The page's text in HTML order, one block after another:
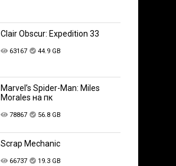
Clair Obscur: Expedition 33
63167 44.9 GB
Marvel’s Spider-Man: Miles
Morales на пк
78867 56.8 GB
Scrap Mechanic
66737 19.3 GB